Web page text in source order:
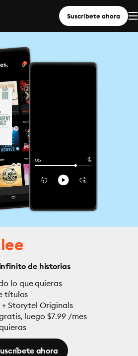
Suscríbete ahora
de historias
lo que quieras
títulos
Storytel Originals
luego $7.99 /mes
ahora